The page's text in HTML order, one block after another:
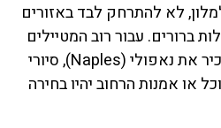
לא להתרחק לבד באזורים
ברורים. עבור רוב המטיילים
הישראלים שמחפשים להכיר את נאפולי (Naples), סיורי
או אמנות הרחוב יהיו בחירה